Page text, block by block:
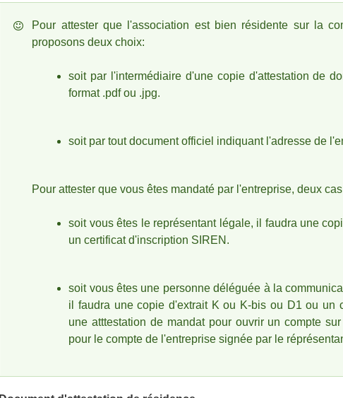
Message d'état
Pour attester que l'association est bien résidente sur la
proposons deux choix:
soit par l'intermédiaire d'une copie d'attestation de
format .pdf ou .jpg.
soit par tout document officiel indiquant l'adresse de
Pour attester que vous êtes mandaté par l'entreprise, deux
soit vous êtes le représentant légale, il faudra une
un certificat d'inscription SIREN.
soit vous êtes une personne déléguée à la
il faudra une copied'extrait K ou K-bis ou D1 ou un
une atttestation de mandat pour ouvrir un compte
pour le compte de l'entreprise signée par le